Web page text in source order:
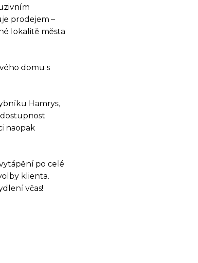
prodejem –
lokalitě města
domu s
Hamrys,
naopak
po celé
klienta.
včas!